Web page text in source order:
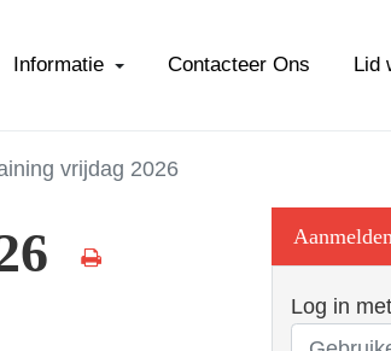
Informatie Contacteer Ons Lid
vrijdag 2026
Aanmelden
Log in